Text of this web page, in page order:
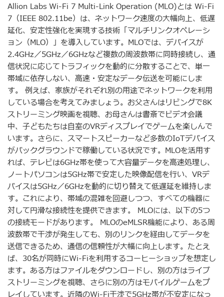
Allion Labs Wi-Fi 7 Multi-Link Operation (MLO)とは Wi-Fi
7（IEEE 802.11be）は、ネットワーク速度の大幅向上、低遅
延化、安定性強化を実現する技術「マルチリンクオペレーシ
ョン（MLO）」を導入しています。MLOでは、デバイスが
2.4GHz／5GHz／6GHzなど複数の周波数帯に同時接続し、通
信状況に応じてトラフィックを動的に分散することで、単一
帯域に依存しない、高速・安定なデータ伝送を可能にしま
す。 例えば、家族がそれぞれ別の用途でネットワークを利用
している場合を考えてみましょう。お父さんはリビングで8K
ストリーミング映画を視聴、お母さんは書斎でビデオ会議
中、子どもたちは自室のVRディスプレイでゲームを楽しんで
います。さらに、スマートスピーカーなど多数のIoTデバイス
がバックグラウンドで稼働している状況です。MLOを活用す
れば、テレビは6GHz帯を使って大容量データを高速処理し、
ノートパソコンは5GHz帯で安定した映像配信を行い、VRデ
バイスは5GHz／6GHzを動的に切り替えて低遅延を維持しま
す。これにより、帯域の混雑を回避しつつ、すべての機器に
対して円滑な接続性を提供できます。 MLOには、以下の5つ
の接続モードがあります。 MLOのeMLSR機能により、ある周
波数帯で干渉が発生しても、別のリンクを経由してデータを
送信できるため、通信の信頼性が大幅に向上します。たとえ
ば、30名が同時にWi-Fiを利用するコーヒーショップを想定し
ます。ある方はファイルをダウンロードし、別の方はライブ
ストリーミングを視聴、さらに別の方はモバイルゲームをプ
レイしています。近隣のWi-Fi干渉で5GHz帯が不安定になっ